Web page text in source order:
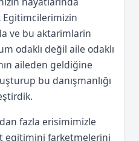
Egitimcilerimizin
ve bu aktarimlarin
odaklı değil aile odaklı
aileden geldiğine
bu danışmanlığı
fazla erisimimizle
egitimini farketmelerini